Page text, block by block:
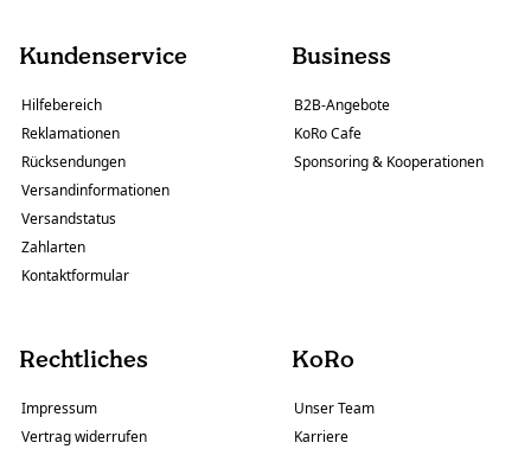
Kundenservice
Hilfebereich
Reklamationen
Rücksendungen
Versandinformationen
Versandstatus
Zahlarten
Kontaktformular
Business
B2B-Angebote
KoRo Cafe
Sponsoring & Kooperationen
Rechtliches
Impressum
Vertrag widerrufen
KoRo
Unser Team
Karriere